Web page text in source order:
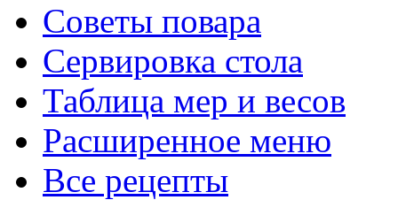
Советы повара
Сервировка стола
Таблица мер и весов
Расширенное меню
Все рецепты